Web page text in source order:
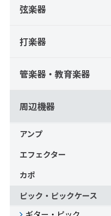
弦楽器
打楽器
管楽器・教育楽器
周辺機器
アンプ
エフェクター
カポ
ピック・ピックケース